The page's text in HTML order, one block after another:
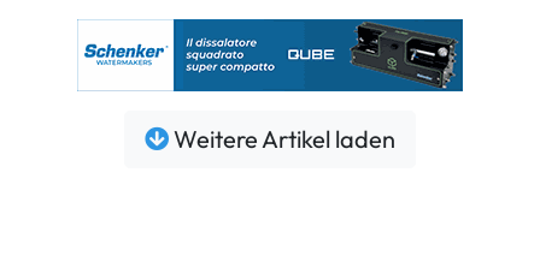
Weitere Artikel laden